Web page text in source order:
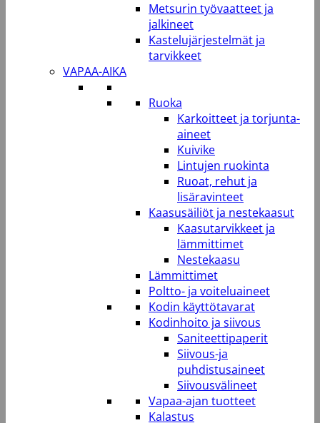
Metsurin työvaatteet ja
jalkineet
Kastelujärjestelmät ja
tarvikkeet
VAPAA-AIKA
Ruoka
Karkoitteet ja torjunta-
aineet
Kuivike
Lintujen ruokinta
Ruoat, rehut ja
lisäravinteet
Kaasusäiliöt ja nestekaasut
Kaasutarvikkeet ja
lämmittimet
Nestekaasu
Lämmittimet
Poltto- ja voiteluaineet
Kodin käyttötavarat
Kodinhoito ja siivous
Saniteettipaperit
Siivous-ja
puhdistusaineet
Siivousvälineet
Vapaa-ajan tuotteet
Kalastus